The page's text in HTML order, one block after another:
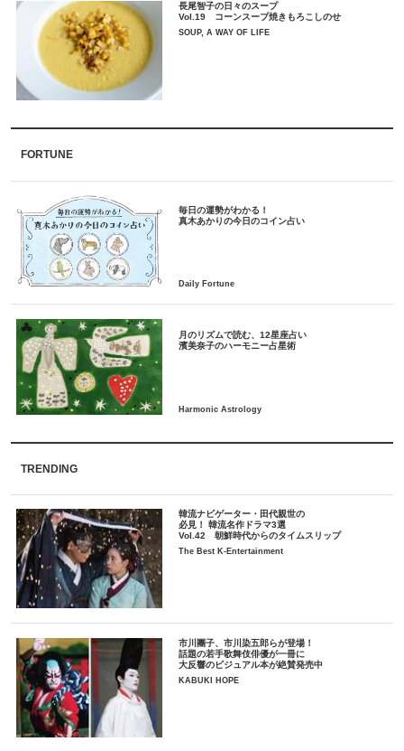
長尾智子の日々のスープ
Vol.19 コーンスープ焼きもろこしのせ
SOUP, A WAY OF LIFE
FORTUNE
毎日の運勢がわかる！
月のリズムで読む、12星座占い
TRENDING
韓流ナビゲーター・田代親世の
必見！ 韓流名作ドラマ3選
Vol.42 朝鮮時代からのタイムスリップ
The Best K-Entertainment
市川團子、市川染五郎らが登場！
話題の若手歌舞伎俳優が一冊に
大反響のビジュアル本が絶賛発売中
KABUKI HOPE